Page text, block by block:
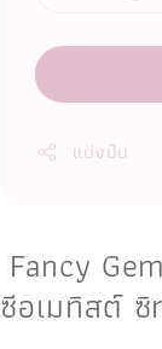
แบ่งปัน
Fancy
ซีอเมทิสต์